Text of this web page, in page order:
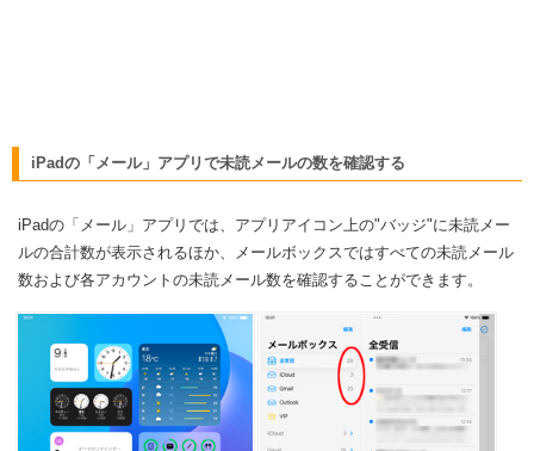
iPadの「メール」アプリで未読メールの数を確認する
iPadの「メール」アプリでは、アプリアイコン上の"バッジ"に未読メー
ルの合計数が表示されるほか、メールボックスではすべての未読メール
数および各アカウントの未読メール数を確認することができます。